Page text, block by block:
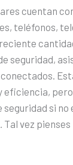
cuentan
teléfonos,
seguridad,
eficiencia,
si
vez pienses